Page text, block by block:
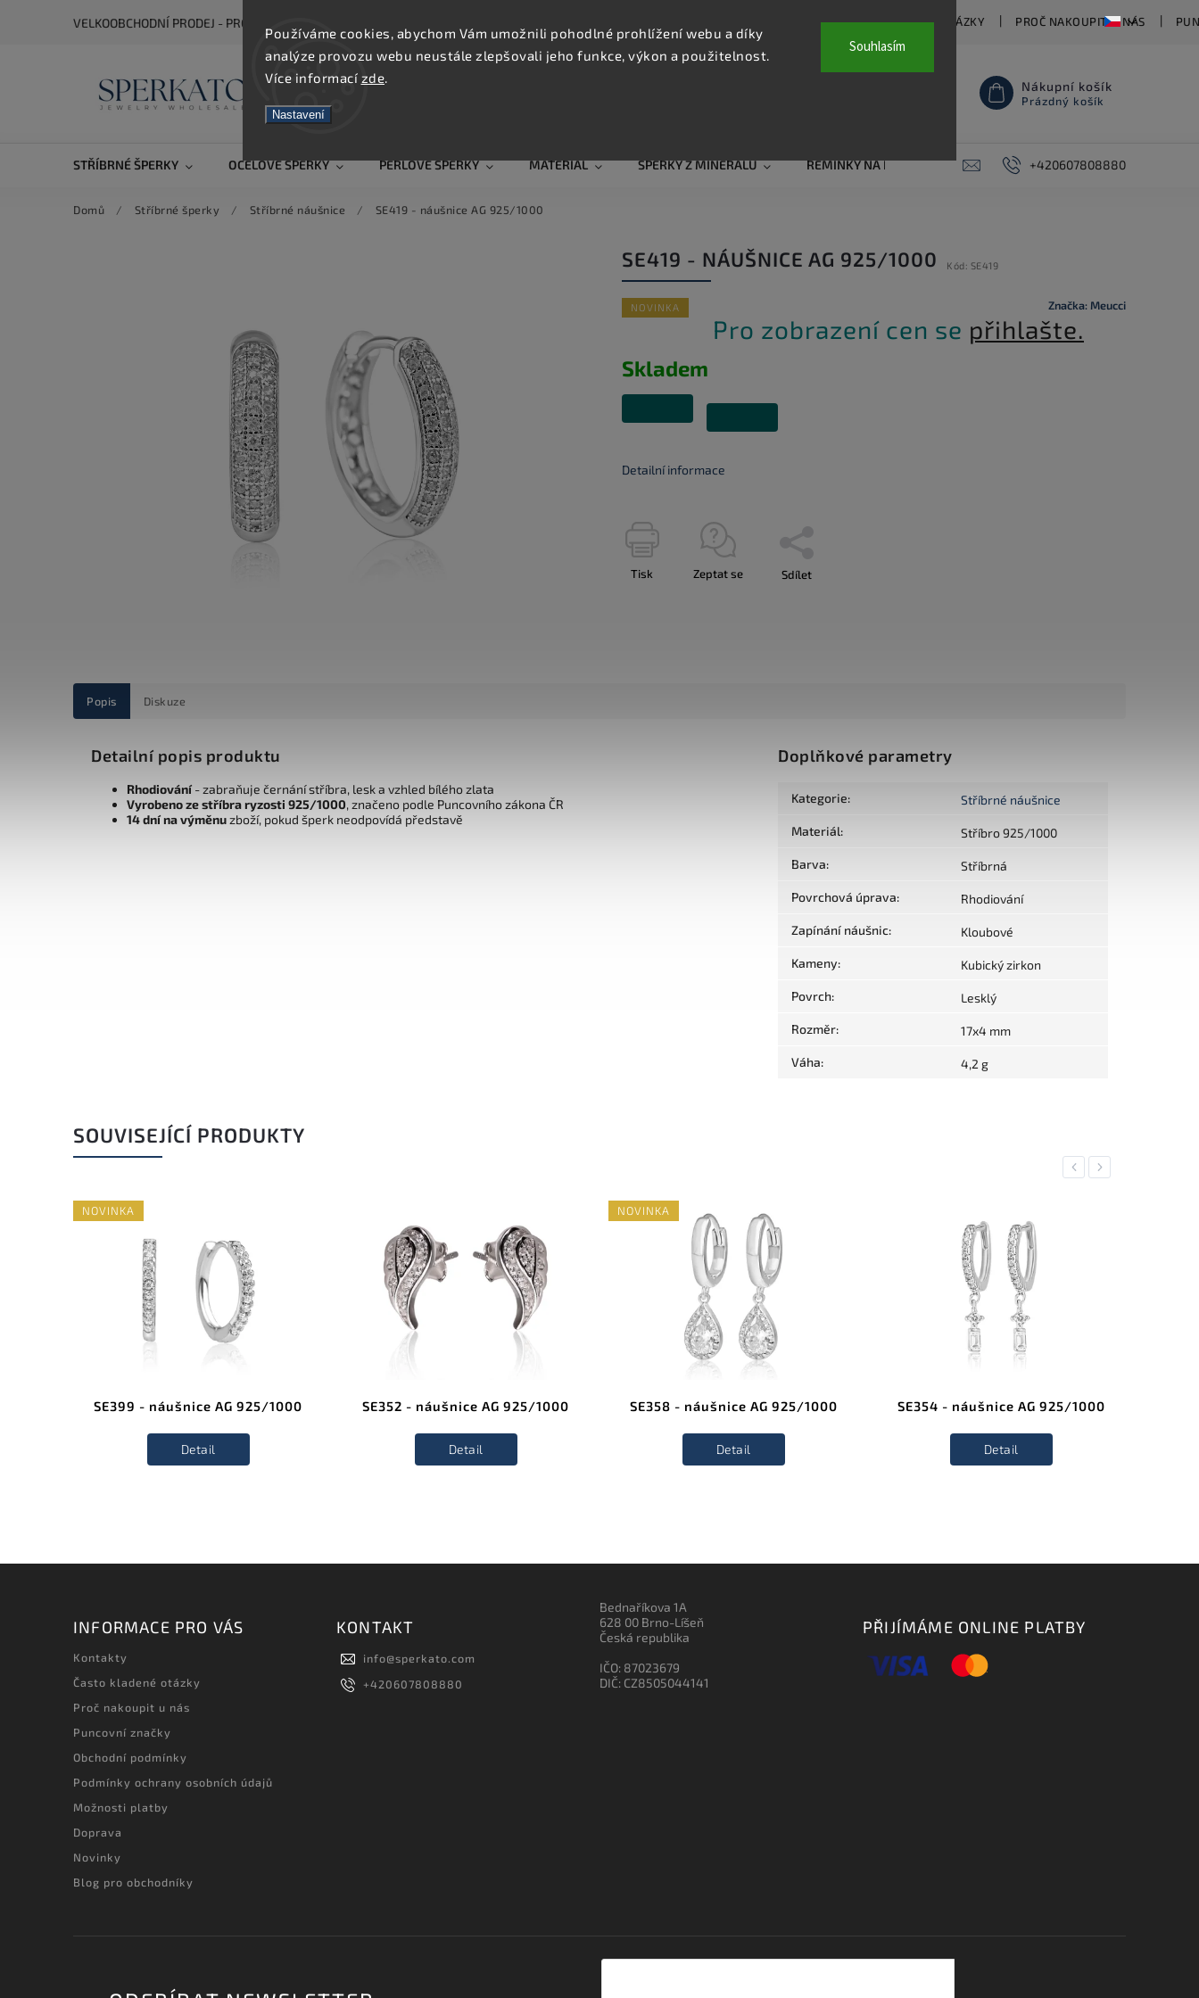
Používáme cookies, abychom Vám umožnili pohodlné prohlížení webu a díky
analýze provozu webu neustále zlepšovali jeho funkce, výkon a použitelnost.
Více informací zde.
Nastavení
Souhlasím
VELKOOBCHODNÍ PRODEJ - PRO ZOBRAZENÍ CEN SE REGISTRUJTE ČASTO KLADENÉ OTÁZKY PROČ NAKOUPIT U NÁS
Nákupní košík
Prázdný košík
STŘÍBRNÉ ŠPERKY OCELOVÉ ŠPERKY PERLOVÉ ŠPERKY MATERIÁL ŠPERKY Z MINERÁLŮ ŘEMÍNKY NA HODINKY AKCE PIERCING
+420607808880
Domů / Stříbrné šperky / Stříbrné náušnice / SE419 - náušnice AG 925/1000
SE419 - NÁUŠNICE AG 925/1000 Kód: SE419
NOVINKA Značka: Meucci
Pro zobrazení cen se přihlašte.
Skladem
Detailní informace
Tisk Zeptat se Sdílet
Popis Diskuze
Detailní popis produktu
Rhodiování- zabraňuje černání stříbra, lesk a vzhled bílého zlata
Vyrobeno ze stříbra ryzosti 925/1000, značeno podle Puncovního zákona ČR
14 dní na výměnuzboží, pokud šperk neodpovídá představě
Doplňkové parametry
Kategorie: Stříbrné náušnice
Materiál: Stříbro 925/1000
Barva: Stříbrná
Povrchová úprava: Rhodiování
Zapínání náušnic: Kloubové
Kameny: Kubický zirkon
Povrch: Lesklý
Rozměr: 17x4 mm
Váha: 4,2 g
SOUVISEJÍCÍ PRODUKTY
Previous
NOVINKA
SE399 - náušnice AG 925/1000
Detail
SE352 - náušnice AG 925/1000
Detail
NOVINKA
SE358 - náušnice AG 925/1000
Detail
SE354 - náušnice AG 925/1000
Detail
Next
INFORMACE PRO VÁS
Kontakty
Často kladené otázky
Proč nakoupit u nás
Puncovní značky
Obchodní podmínky
Podmínky ochrany osobních údajů
Možnosti platby
Doprava
Novinky
Blog pro obchodníky
KONTAKT
info@sperkato.com
+420607808880
Bednaříkova 1A
628 00 Brno-Líšeň
Česká republika
IČO: 87023679
DIČ: CZ8505044141
PŘIJÍMÁME ONLINE PLATBY